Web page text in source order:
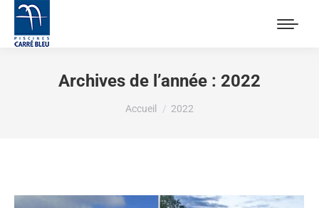
Archives de l’année : 2022
Vous êtes ici :
Accueil 2022